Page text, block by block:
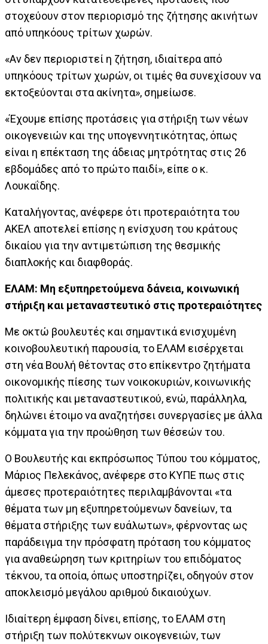
στοχεύουν στον περιορισμό της ζήτησης ακινήτων
από υπηκόους τρίτων χωρών.
«Αν δεν περιοριστεί η ζήτηση, ιδιαίτερα από
υπηκόους τρίτων χωρών, οι τιμές θα συνεχίσουν να
εκτοξεύονται στα ακίνητα», σημείωσε.
«Έχουμε επίσης προτάσεις για στήριξη των νέων
οικογενειών και της υπογεννητικότητας, όπως
είναι η επέκταση της άδειας μητρότητας στις 26
εβδομάδες από το πρώτο παιδί», είπε ο κ.
Λουκαΐδης.
Καταλήγοντας, ανέφερε ότι προτεραιότητα του
ΑΚΕΛ αποτελεί επίσης η ενίσχυση του κράτους
δικαίου για την αντιμετώπιση της θεσμικής
διαπλοκής και διαφθοράς.
ΕΛΑΜ: Μη εξυπηρετούμενα δάνεια, κοινωνική
στήριξη και μεταναστευτικό στις προτεραιότητες
Με οκτώ βουλευτές και σημαντικά ενισχυμένη
κοινοβουλευτική παρουσία, το ΕΛΑΜ εισέρχεται
στη νέα Βουλή θέτοντας στο επίκεντρο ζητήματα
οικονομικής πίεσης των νοικοκυριών, κοινωνικής
πολιτικής και μεταναστευτικού, ενώ, παράλληλα,
δηλώνει έτοιμο να αναζητήσει συνεργασίες με άλλα
κόμματα για την προώθηση των θέσεών του.
Ο Βουλευτής και εκπρόσωπος Τύπου του κόμματος,
Μάριος Πελεκάνος, ανέφερε στο ΚΥΠΕ πως στις
άμεσες προτεραιότητες περιλαμβάνονται «τα
θέματα των μη εξυπηρετούμενων δανείων, τα
θέματα στήριξης των ευάλωτων», φέρνοντας ως
παράδειγμα την πρόσφατη πρόταση του κόμματος
για αναθεώρηση των κριτηρίων του επιδόματος
τέκνου, τα οποία, όπως υποστηρίζει, οδηγούν στον
αποκλεισμό μεγάλου αριθμού δικαιούχων.
Ιδιαίτερη έμφαση δίνει, επίσης, το ΕΛΑΜ στη
στήριξη των πολύτεκνων οικογενειών, των